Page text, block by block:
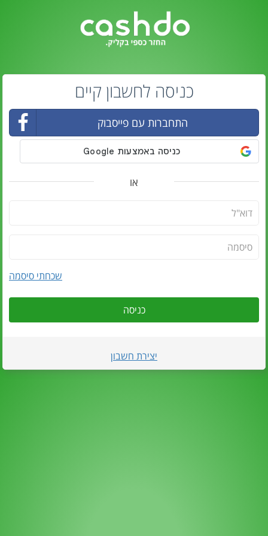
כניסה לחשבון קיים
התחברות עם פייסבוק
או
שכחתי סיסמה
כניסה
יצירת חשבון